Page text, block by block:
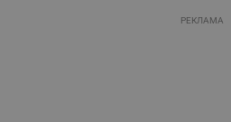
РЕКЛАМА